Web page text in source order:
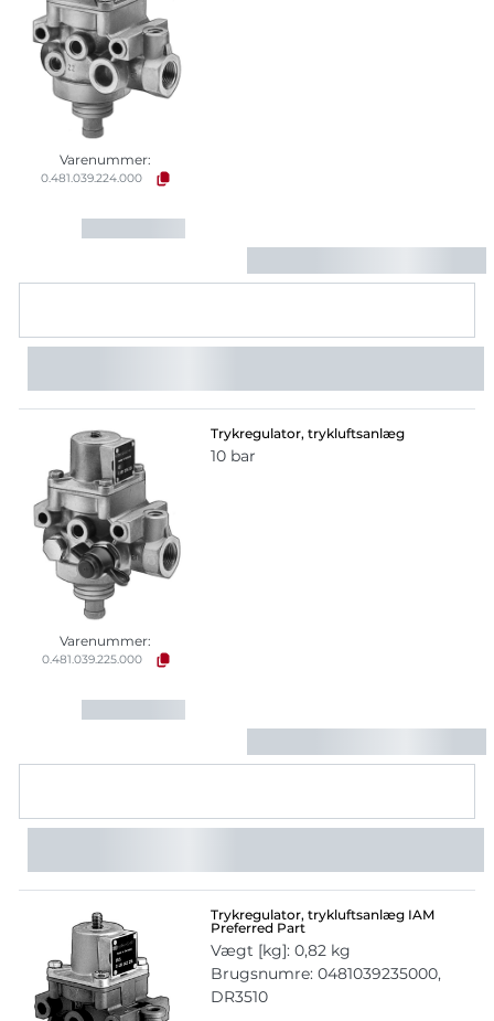
Varenummer:
0.481.039.224.000
Varenummer:
0.481.039.225.000
Trykregulator, trykluftsanlæg
10 bar
Trykregulator, trykluftsanlæg IAM
Preferred Part
Vægt [kg]: 0,82 kg
Brugsnumre: 0481039235000,
DR3510